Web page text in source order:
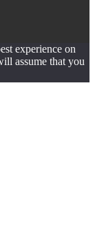
experience on
assume that you